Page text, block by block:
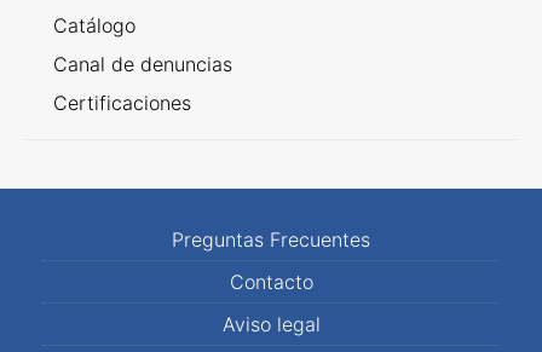
Catálogo
Canal de denuncias
Certificaciones
Preguntas Frecuentes
Contacto
Aviso legal